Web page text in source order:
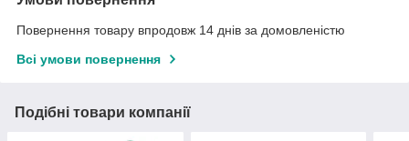
Повернення товару впродовж 14 днів за домовленістю
Всі умови повернення
Подібні товари компанії